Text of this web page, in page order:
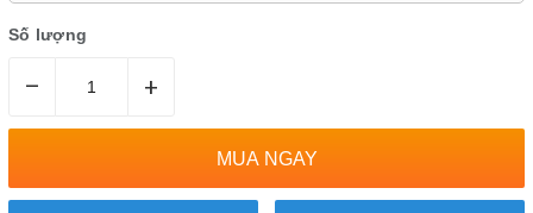
Số lượng
– +
MUA NGAY